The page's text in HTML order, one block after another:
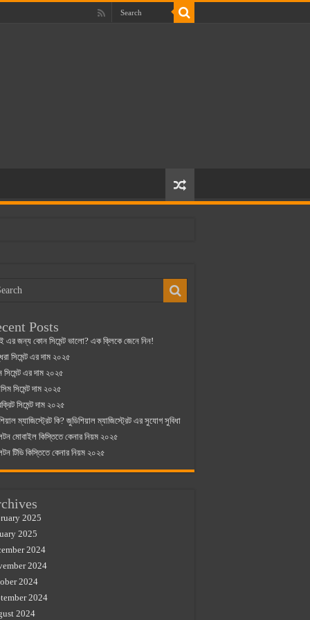
Posts
এর জন্য কোন সিমেন্ট ভালো? এক ক্লিকে জেনে নিন!
সিমেন্ট এর দাম ২০২৫
সিমেন্ট এর দাম ২০২৫
সিমেন্ট দাম ২০২৫
সিমেন্ট দাম ২০২৫
ম্যাজিস্ট্রেট কি? জুডিশিয়াল ম্যাজিস্ট্রেট এর সুযোগ সুবিধা
মোবাইল কিস্তিতে কেনার নিয়ম ২০২৫
টিভি কিস্তিতে কেনার নিয়ম ২০২৫
2025
2025
2024
2024
2024
2024
2024